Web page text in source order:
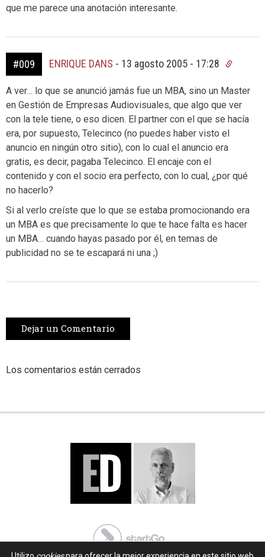
que me parece una anotación interesante.
#009 ENRIQUE DANS - 13 agosto 2005 - 17:28
A ver… lo que se anunció jamás fue un MBA, sino un Master
en Gestión de Empresas Audiovisuales, que algo que ver
con la tele tiene, o eso dicen. El partner con el que se hacía
era, por supuesto, Telecinco (no puedes haber visto el
anuncio en ningún otro sitio), con lo cual el anuncio era
gratis, es decir, pagaba Telecinco. El encaje con el
contenido y con el socio era perfecto, con lo cual, ¿por qué
no hacerlo?
Si al verlo creíste que lo que se estaba promocionando era
un MBA es que precisamente lo que te hace falta es hacer
un MBA… cuando hayas pasado por él, en temas de
publicidad no se te escapará ni una ;)
Dejar un Comentario
Los comentarios están cerrados